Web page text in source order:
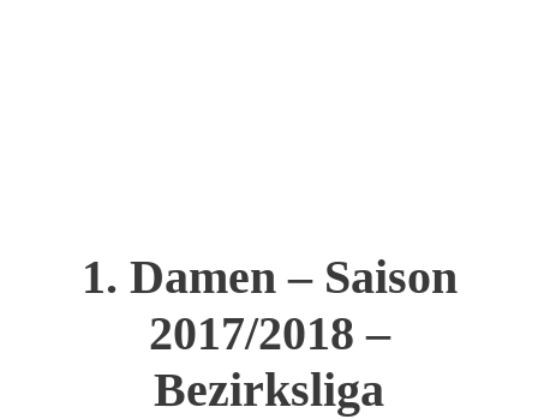
1. Damen – Saison
2017/2018 –
Bezirksliga